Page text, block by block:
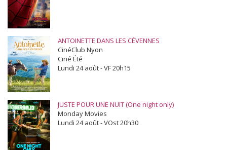
ANTOINETTE DANS LES CÉVENNES
CinéClub Nyon
Ciné Été
Lundi 24 août - VF 20h15
JUSTE POUR UNE NUIT (One night only)
Monday Movies
Lundi 24 août - VOst 20h30